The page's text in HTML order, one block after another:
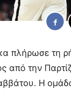
πλήρωσε τη
από την
Η